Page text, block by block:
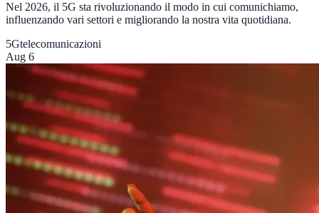
Nel 2026, il 5G sta rivoluzionando il modo in cui comunichiamo,
influenzando vari settori e migliorando la nostra vita quotidiana.
5Gtelecomunicazioni
Aug 6